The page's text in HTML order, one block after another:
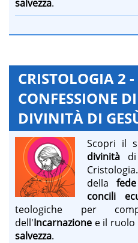
salvezza.
CRISTOLOGIA 2
CONFESSIONE
DIVINITÀ DI
Scopri il
divinità di
della
concili
teologiche per
dell'Incarnazione e il ruolo
salvezza.